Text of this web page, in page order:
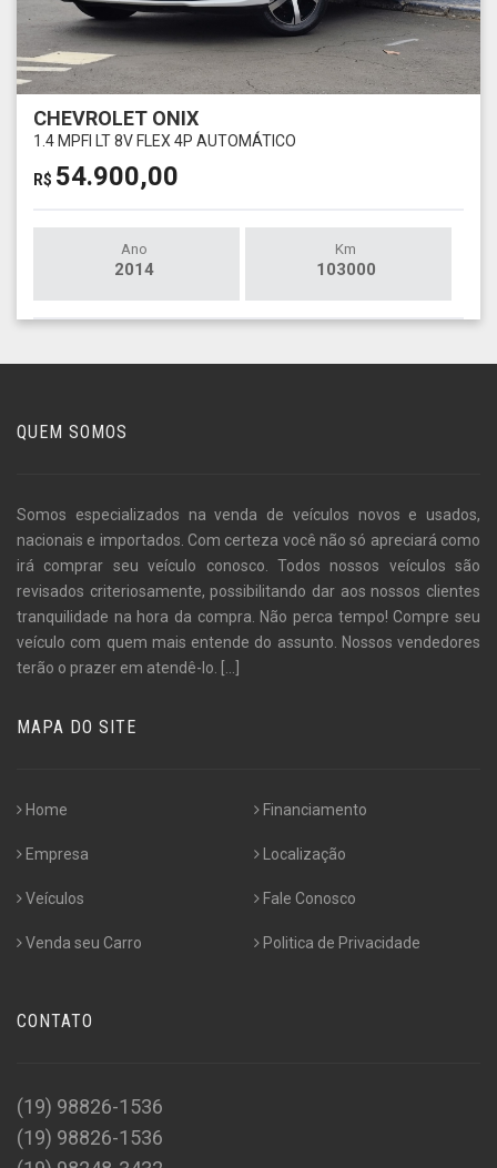
CHEVROLET ONIX
1.4 MPFI LT 8V FLEX 4P AUTOMÁTICO
R$ 54.900,00
Ano
2014
Km
103000
QUEM SOMOS
Somos especializados na venda de veículos novos e usados,
nacionais e importados. Com certeza você não só apreciará como
irá comprar seu veículo conosco. Todos nossos veículos são
revisados criteriosamente, possibilitando dar aos nossos clientes
tranquilidade na hora da compra. Não perca tempo! Compre seu
veículo com quem mais entende do assunto. Nossos vendedores
terão o prazer em atendê-lo.
MAPA DO SITE
Home
Empresa
Veículos
Venda seu Carro
Financiamento
Localização
Fale Conosco
Politica de Privacidade
CONTATO
(19) 98826-1536
(19) 98826-1536